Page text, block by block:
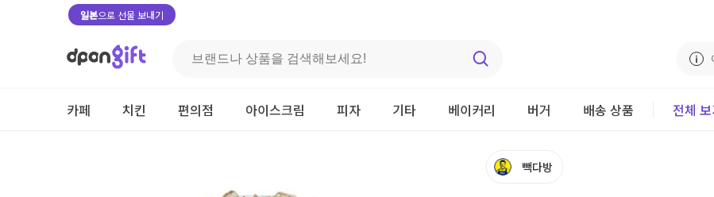
일본으로 선물 보내기
카페 치킨 편의점 아이스크림 피자 기타 베이커리 버거 배송 상품 전체 보
빽다방